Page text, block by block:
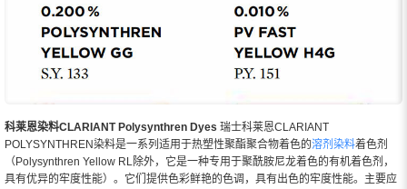
科莱恩染料CLARIANT Polysynthren Dyes 瑞士科莱恩CLARIANT
POLYSYNTHREN染料是一系列适用于热塑性聚酯聚合物着色的溶剂染料着色剂
（Polysynthren Yellow RL除外，它是一种专用于聚酰胺尼龙着色的有机着色剂，
具有优异的牢度性能）。它们提供色彩鲜艳的色调，具有出色的牢度性能。主要应